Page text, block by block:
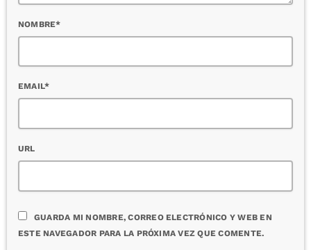
NOMBRE*
EMAIL*
URL
GUARDA MI NOMBRE, CORREO ELECTRÓNICO Y WEB EN
ESTE NAVEGADOR PARA LA PRÓXIMA VEZ QUE COMENTE.